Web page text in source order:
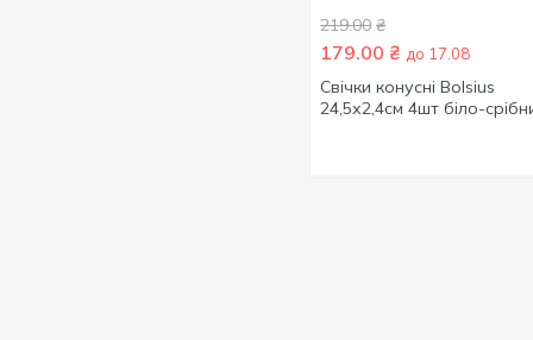
219.00 ₴
179.00 ₴ до 17.08
Свічки конусні Bolsius
24,5х2,4см 4шт біло-